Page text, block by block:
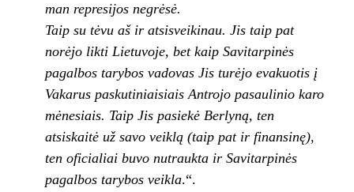
man represijos negrėsė.
Taip su tėvu aš ir atsisveikinau. Jis taip pat
norėjo likti Lietuvoje, bet kaip Savitarpinės
pagalbos tarybos vadovas Jis turėjo evakuotis į
Vakarus paskutiniaisiais Antrojo pasaulinio karo
mėnesiais. Taip Jis pasiekė Berlyną, ten
atsiskaitė už savo veiklą (taip pat ir finansinę),
ten oficialiai buvo nutraukta ir Savitarpinės
pagalbos tarybos veikla.“.